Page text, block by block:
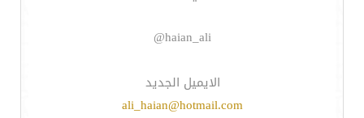
haian_ali@
الايميل الجديد
ali_haian@hotmail.com